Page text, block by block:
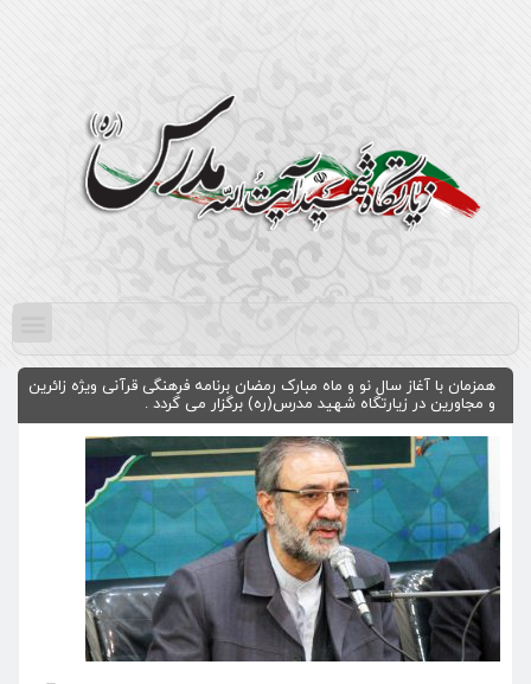
همزمان با آغاز سال نو و ماه مبارک رمضان برنامه فرهنگی قرآنی ویژه زائرین
و مجاورین در زیارتگاه شهید مدرس(ره) برگزار می گردد .